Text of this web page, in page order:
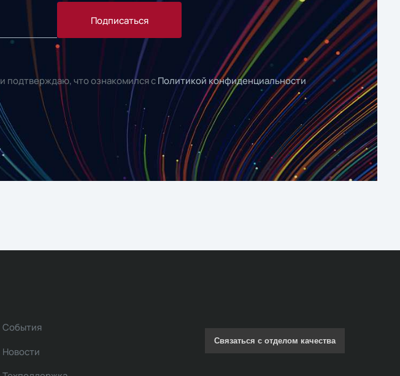
Подписаться
и подтверждаю, что ознакомился с Политикой конфиденциальности
События
Новости
Связаться с отделом качества